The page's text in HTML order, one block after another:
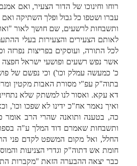
רוחו וחינוכו של הדור הצעיר, ואם
עברו ושטפו כל גבול ופלך השתיקה
ותשבחות לרשעים, שם חושך לאור
לאותם הצעירים והצעירות בעלי
לכל התורה, ועוסקים בפריצות נפרזה
אשר נפש רשעים ופושעי ישראל חפצה
כ' כמעשה עמלק וכו') וכי נפשם של
בתוה"ק עפ"י מסורת האבות מקטין
דא עקא. ואסור לנו למשתק שלא
ואיך נאמר אח"כ ידינו לא שפכו
כה, בטענה ותואנה שהרי הרב אומר
ותשבחות שאמרם דוד המלך ע"ה
החלל, ואל מקום המשפט לקדם פני
חומת אש דתוה"ק וגדרי הצניעות
כבר יצאה ההבערה הזאת "מקברות